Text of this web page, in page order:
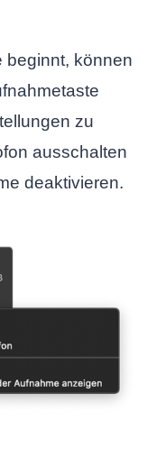
beginnt, können
zu
ausschalten
deaktivieren.